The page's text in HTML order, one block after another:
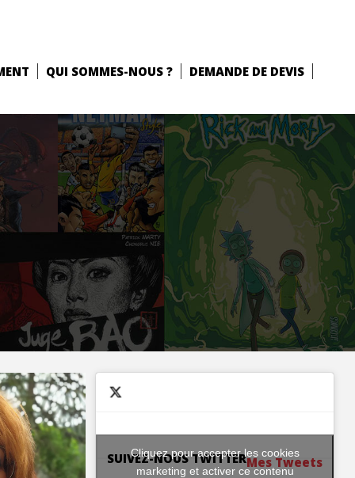
QUI SOMMES-NOUS ? DEMANDE DE DEVIS
SUIVEZ-NOUS TWITTERMes Tweets
Cliquez pour accepter les cookies
marketing et activer ce contenu